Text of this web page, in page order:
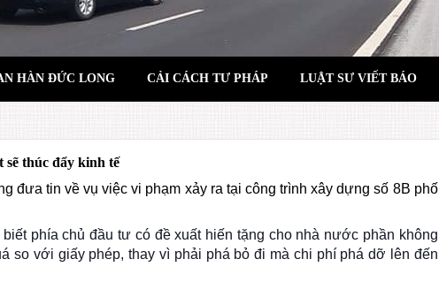
HÀN ĐỨC LONG CẢI CÁCH TƯ PHÁP LUẬT SƯ VIẾT BÁO
sẽ thúc đẩy kinh tế
đưa tin về vụ việc vi phạm xảy ra tại công trình xây dựng số 8B phố
phía chủ đầu tư có đề xuất hiến tặng cho nhà nước phần không
so với giấy phép, thay vì phải phá bỏ đi mà chi phí phá dỡ lên đến